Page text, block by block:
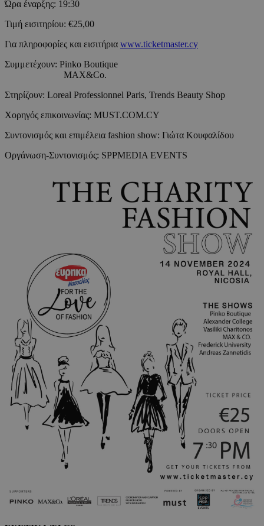
Ώρα έναρξης: 19:30
Τιμή εισιτηρίου: €25,00
Για πληροφορίες και εισιτήρια www.ticketmaster.cy
Συμμετέχουν: Pinko Boutique
MAX&Co.
Στηρίζουν: Loreal Professionnel Paris, Trends Beauty Shop
Χορηγός επικοινωνίας: MUST.COM.CY
Συντονισμός και επιμέλεια fashion show: Γιώτα Κουφαλίδου
Οργάνωση-Συντονισμός: SPPMEDIA EVENTS